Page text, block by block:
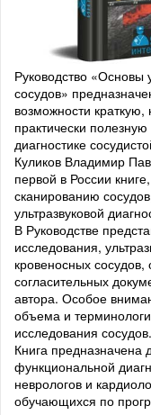
Руководство «Основы
сосудов»
возможности
практически
диагностике
Куликов Владимир
первой в России
сканированию
ультразвуковой
В Руководстве
исследования,
кровеносных
согласительных
автора. Особое
объема и
исследования сосудов.
Книга предназначена
функциональной
неврологов и
обучающихся по